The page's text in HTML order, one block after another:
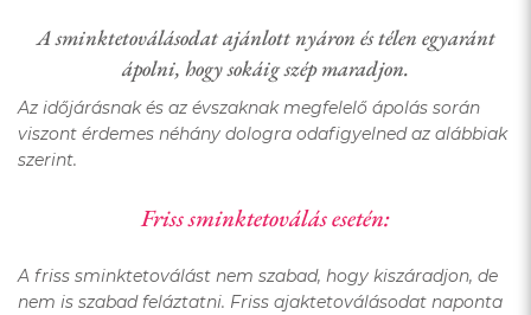
A sminktetoválásodat ajánlott nyáron és télen egyaránt
ápolni, hogy sokáig szép maradjon.
Az időjárásnak és az évszaknak megfelelő ápolás során
viszont érdemes néhány dologra odafigyelned az alábbiak
szerint.
Friss sminktetoválás esetén:
A friss sminktetoválást nem szabad, hogy kiszáradjon, de
nem is szabad feláztatni. Friss ajaktetoválásodat naponta